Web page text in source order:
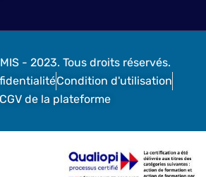
- 2023. Tous droits réservés.
Condition d'utilisation
de la plateforme